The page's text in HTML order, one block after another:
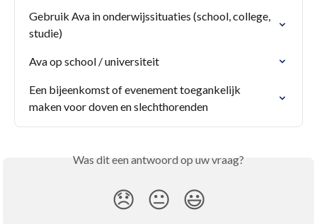
Gebruik Ava in onderwijssituaties (school, college,
studie)
Ava op school / universiteit
Een bijeenkomst of evenement toegankelijk
maken voor doven en slechthorenden
Was dit een antwoord op uw vraag?
😞 😐 😃